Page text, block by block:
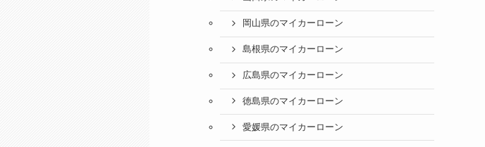
岡山県のマイカーローン
島根県のマイカーローン
広島県のマイカーローン
徳島県のマイカーローン
愛媛県のマイカーローン